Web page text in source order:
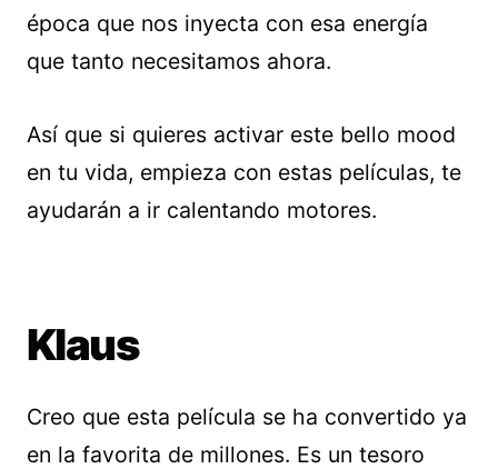
época que nos inyecta con esa energía
que tanto necesitamos ahora.
Así que si quieres activar este bello mood
en tu vida, empieza con estas películas, te
ayudarán a ir calentando motores.
Klaus
Creo que esta película se ha convertido ya
en la favorita de millones. Es un tesoro